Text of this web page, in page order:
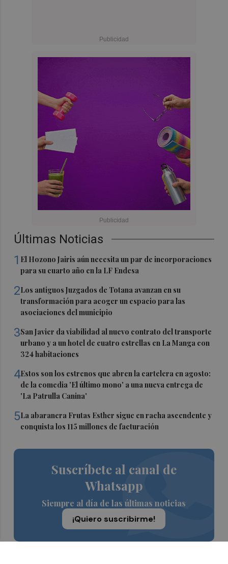
Últimas Noticias
1 El Hozono Jairis aún necesita un par de incorporaciones
para su cuarto año en la LF Endesa
2Los antiguos Juzgados de Totana avanzan en su
transformación para acoger un espacio para las
asociaciones del municipio
3San Javier da viabilidad al nuevo contrato del transporte
urbano y a un hotel de cuatro estrellas en La Manga con
324 habitaciones
4Estos son los estrenos que abren la cartelera en agosto:
de la comedia 'El último mono' a una nueva entrega de
'La Patrulla Canina'
5La abaranera Frutas Esther sigue en racha ascendente y
conquista los 115 millones de facturación
Suscríbete al canal de
Whatsapp
Siempre al día de las últimas noticias
¡Quiero suscribirme!